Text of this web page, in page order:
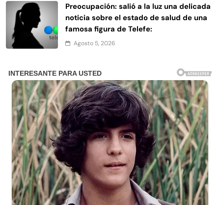
Preocupación: salió a la luz una delicada
noticia sobre el estado de salud de una
famosa figura de Telefe:
Agosto 5, 2026